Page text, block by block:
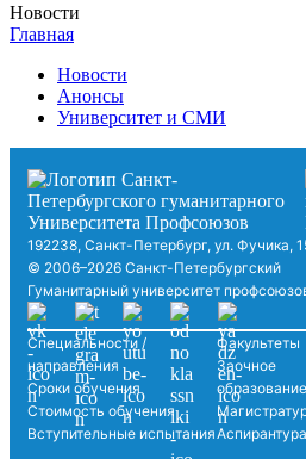
Новости
Главная
Новости
Анонсы
Университет и СМИ
192238, Санкт-Петербург, ул. Фучика,
© 2006–2026 Санкт-Петербургский
Гуманитарный университет
Специальности /
направления
Сроки обучения
Стоимость обучения
Вступительные испытания
Факультеты
Заочное
образование
Аспирантура